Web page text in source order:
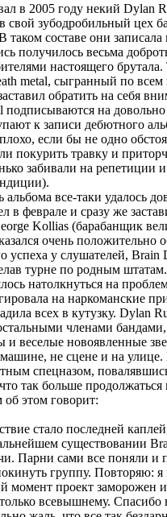
в 2005 году некий Dylan
свой зубодробильный цех
таком составе они
получилось весьма
настоящего
metal, сыгранный по всем
обратить на себя
на довольно
к записи дебютного
если бы не одно
покурить травку и
забивали на репетиции
альбома все-таки удалось
в феврале и сразу же
Kollias (барабанщик
очень положительно
успеха у слушателей, Brain
турне по родным
натолкнуться на
на наркоманские
всех в кутузку. Dylan
членами
и веселые новоявленные
не сцене и на улице.
спецназом,
так больше продолжаться
об этом говорит:
стало последней
существовании
Парни сами все поняли и
группу. Повторяю:
момент проект заморожен
всевышнему.